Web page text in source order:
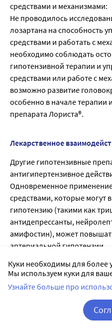
средствами и механизмами:
Не проводилось
лозартана на способность
средствами и работать с
необходимо соблюдать
гипотензивной терапии и
средствами или работе с
возможно развитие
особенно в начале терапии
препарата Лориста®.
Лекарственное
Другие гипотензивные
антигипертензивное
Одновременное
средствами, которые могут
гипотензию (такими как
антидепрессанты,
амифостин), может
артериальной гипотензии.
фармакокинетических
средств не было выявлено
взаимодействий лозартана
дигоксином, варфарином,
Куки необходимы для более
Мы используем куки для
Узнайте больше про